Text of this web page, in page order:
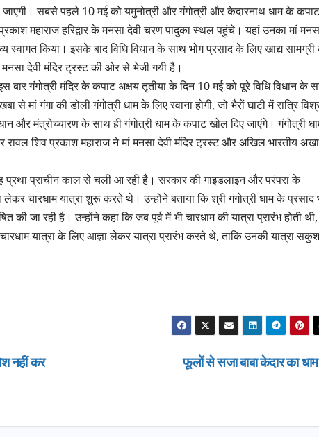
जाएगी। सबसे पहले 10 मई को यमुनोत्री और गंगोत्री और केदारनाथ धाम के कपाट
महाराज हरिद्वार के मनसा देवी चरण पादुका स्थल पहुंचे। यहां उनका मां
स्वागत किया। इसके बाद विधि विधान के साथ भोग प्रसाद के लिए खाद्य सामग्री
देवी मंदिर ट्रस्ट की ओर से भेजी गयी है।
बार गंगोत्री मंदिर के कपाट अक्षय तृतीया के दिन 10 मई को पूरे विधि विधान के
मां गंगा की डोली गंगोत्री धाम के लिए रवाना होगी, जो भैरों घाटी में रात्रि
और मंत्रोच्चारण के साथ ही गंगोत्री धाम के कपाट खोल दिए जाएंगे। गंगोत्री
शिव प्रकाश महाराज ने मां मनसा देवी मंदिर ट्रस्ट और अखिल भारतीय
प्रथा प्राचीन काल से चली आ रही है। सरकार की गाइडलाइन और परंपरा के
चारधाम यात्रा शुरू करते थे। उन्होंने बताया कि श्री गंगोत्री धाम के प्रसाद
की जा रही है। उन्होंने कहा कि जब पूर्व में भी चारधाम की यात्रा प्रारंभ होती
यात्रा के लिए आज्ञा लेकर यात्रा प्रारंभ करते थे, ताकि उनकी यात्रा
फूलों से सजा बाबा केदार का धाम
नहीं कर